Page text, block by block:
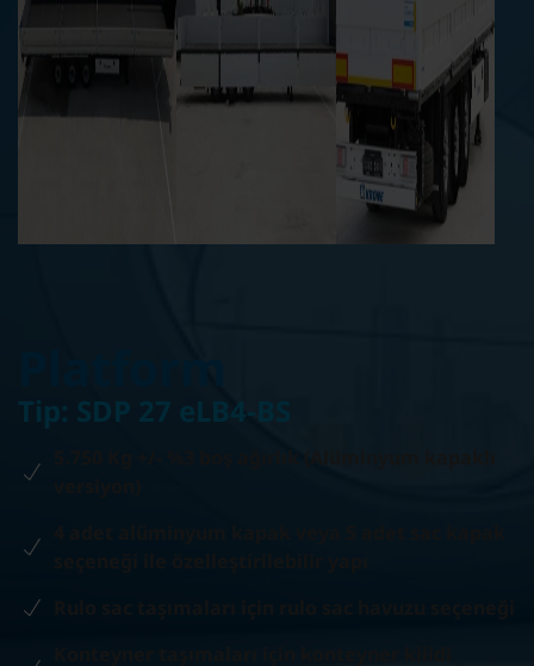
Tip: SDP 27 eLB4-BS